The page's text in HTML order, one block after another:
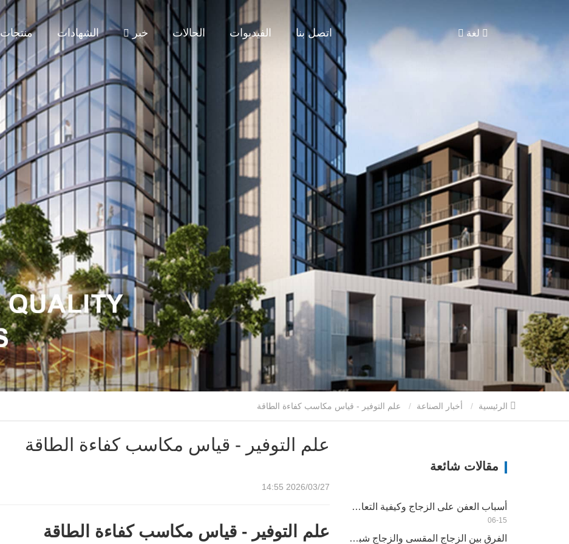
منتجات الشهادات خبر الحالات الفيديوات اتصل بنا لغة
أخبار الصناعة
علم التوفير - قياس مكاسب كفاءة الطاقة
2026/03/27 14:55
علم التوفير - قياس مكاسب كفاءة الطاقة
مقالات شائعة
أسباب العفن على الزجاج وكيفية التعامل معها
06-15
الفرق بين الزجاج المقسى والزجاج شبه المقسى